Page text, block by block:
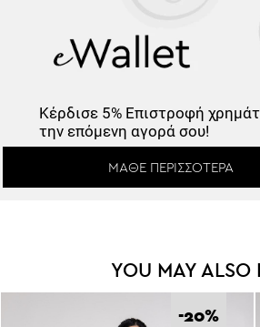
Κέρδισε 5% Επιστροφή
την επόμενη αγορά σου!
ΜΆΘΕ ΠΕΡΙΣΣΌΤΕΡΑ
YOU MAY ALSO
-20%
Κάνε εγγραφή στο
ξεκλείδωσε τον